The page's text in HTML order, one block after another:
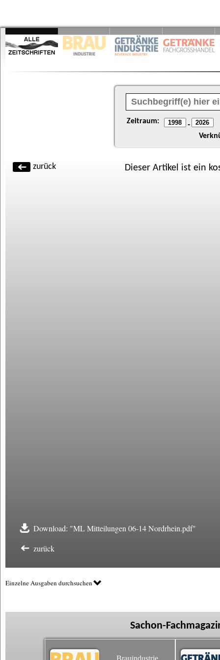
Zeitraum: -
zurück Dieser Artikel ist ein
Download: "ML Mitteilungen 06-14 Nordrhein.pdf"
zurück
Einzelne Ausgaben durchsuchen
Sachon-
Brauindustrie